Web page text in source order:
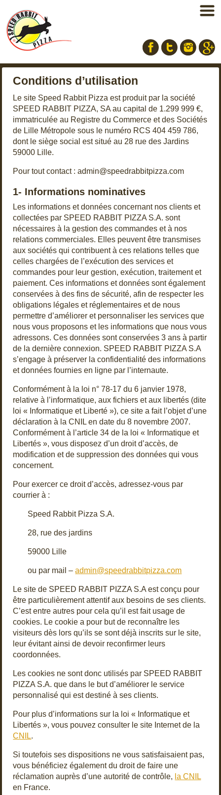
Conditions d’utilisation
Le site Speed Rabbit Pizza est produit par la société
SPEED RABBIT PIZZA, SA au capital de 1.299 999 €,
immatriculée au Registre du Commerce et des Sociétés
de Lille Métropole sous le numéro RCS 404 459 786,
dont le siège social est situé au 28 rue des Jardins
59000 Lille.
Pour tout contact :admin@speedrabbitpizza.com
1- Informations nominatives
Les informations et données concernant nos clients et
collectées par SPEED RABBIT PIZZA S.A. sont
nécessaires à la gestion des commandes et à nos
relations commerciales. Elles peuvent être transmises
aux sociétés qui contribuent à ces relations telles que
celles chargées de l’exécution des services et
commandes pour leur gestion, exécution, traitement et
paiement. Ces informations et données sont également
conservées à des fins de sécurité, afin de respecter les
obligations légales et réglementaires et de nous
permettre d’améliorer et personnaliser les services que
nous vous proposons et les informations que nous vous
adressons. Ces données sont conservées 3 ans à partir
de la dernière connexion. SPEED RABBIT PIZZA S.A
s’engage à préserver la confidentialité des informations
et données fournies en ligne par l’internaute.
Conformément à la loi n° 78-17 du 6 janvier 1978,
relative à l’informatique, aux fichiers et aux libertés (dite
loi « Informatique et Liberté »), ce site a fait l’objet d’une
déclaration à la CNIL en date du 8 novembre 2007.
Conformément à l’article 34 de la loi « Informatique et
Libertés », vous disposez d’un droit d’accès, de
modification et de suppression des données qui vous
concernent.
Pour exercer ce droit d’accès, adressez-vous par
courrier à :
Speed Rabbit Pizza S.A.
28, rue des jardins
59000 Lille
ou par mail –admin@speedrabbitpizza.com
Le site de SPEED RABBIT PIZZA S.A est conçu pour
être particulièrement attentif aux besoins de ses clients.
C’est entre autres pour cela qu’il est fait usage de
cookies. Le cookie a pour but de reconnaître les
visiteurs dès lors qu’ils se sont déjà inscrits sur le site,
leur évitant ainsi de devoir reconfirmer leurs
coordonnées.
Les cookies ne sont donc utilisés par SPEED RABBIT
PIZZA S.A. que dans le but d’améliorer le service
personnalisé qui est destiné à ses clients.
Pour plus d’informations sur la loi « Informatique et
Libertés », vous pouvez consulter le site Internet de la
CNIL.
Si toutefois ses dispositions ne vous satisfaisaient pas,
vous bénéficiez également du droit de faire une
réclamation auprès d’une autorité de contrôle, la CNIL
en France.